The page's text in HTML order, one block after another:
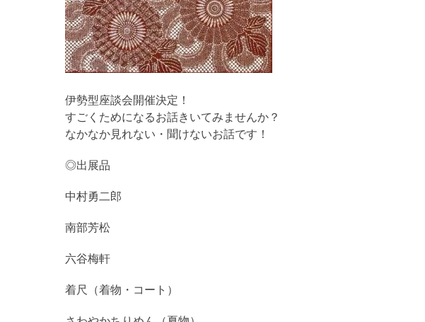
伊勢型座談会開催決定！
すごくためになるお話きいてみませんか？
なかなか見れない・聞けないお話です！
◎出展品
中村勇二郎
南部芳松
六谷梅軒
着尺（着物・コート）